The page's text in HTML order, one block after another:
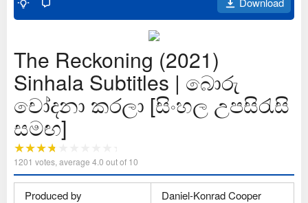
The Reckoning (2021)
Sinhala Subtitles | බොරු
චෝදනා කරලා [සිංහල උපසිරැසි
සමඟ]
1201 votes, average 4.0 out of 10
Produced by
Daniel-Konrad Cooper